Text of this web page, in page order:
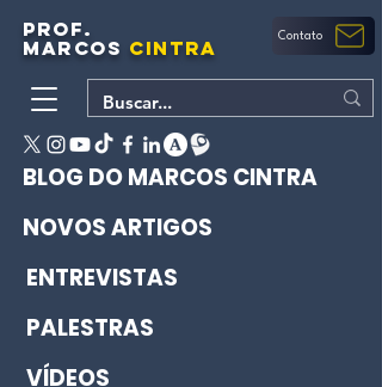
PROF.
MARCOS CINTRA Contato
BLOG DO MARCOS CINTRA
NOVOS ARTIGOS
ENTREVISTAS
PALESTRAS
VÍDEOS